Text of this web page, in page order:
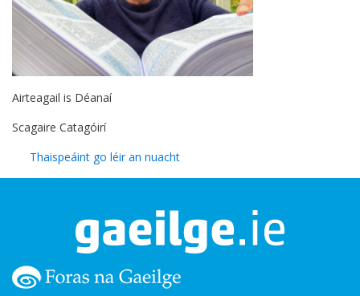
Airteagail is Déanaí
Scagaire Catagóirí
Thaispeáint go léir an nuacht